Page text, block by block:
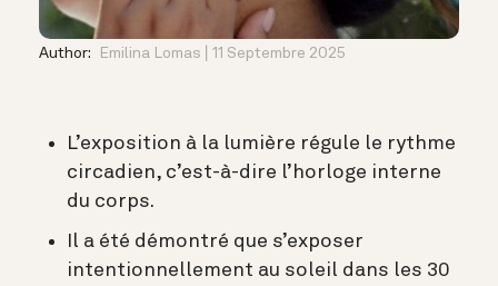
Author: Emilina Lomas 11 Septembre 2025
L’exposition à la lumière régule le rythme
circadien, c’est-à-dire l’horloge interne
du corps.
Il a été démontré que s’exposer
intentionnellement au soleil dans les 30